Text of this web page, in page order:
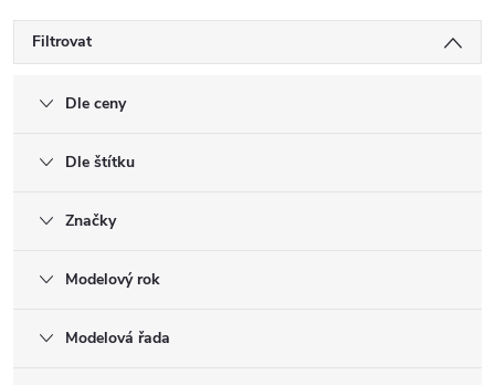
Filtrovat
Dle ceny
Dle štítku
Značky
Modelový rok
Modelová řada